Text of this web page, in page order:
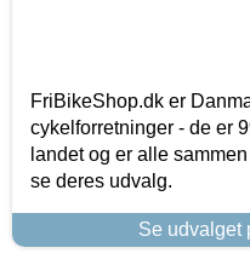
FriBikeShop.dk er
cykelforretninger - de er
landet og er alle
se deres udvalg.
Se udvalget